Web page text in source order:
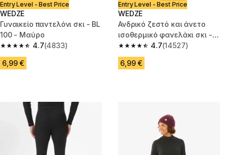
Entry Level - Best Price
WEDZE
Γυναικείο παντελόνι σκι - BL
100 - Μαύρο
4.7
4.7 out of 5 stars from 4833 reviews
(4833)
6,99 €
Entry Level - Best Price
WEDZE
Ανδρικό ζεστό και άνετο
ισοθερμικό φανελάκι σκι -
BL100 - Μαύρο
4.7
4.7 out of 5 stars from 14527
(14527)
6,99 €